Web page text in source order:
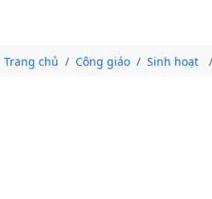
Trang chủ Công giáo Sinh hoạt